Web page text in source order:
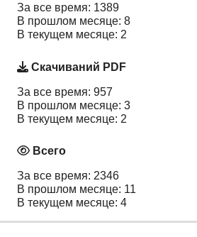
За все время: 1389
В прошлом месяце: 8
В текущем месяце: 2
Скачиваний PDF
За все время: 957
В прошлом месяце: 3
В текущем месяце: 2
Всего
За все время: 2346
В прошлом месяце: 11
В текущем месяце: 4